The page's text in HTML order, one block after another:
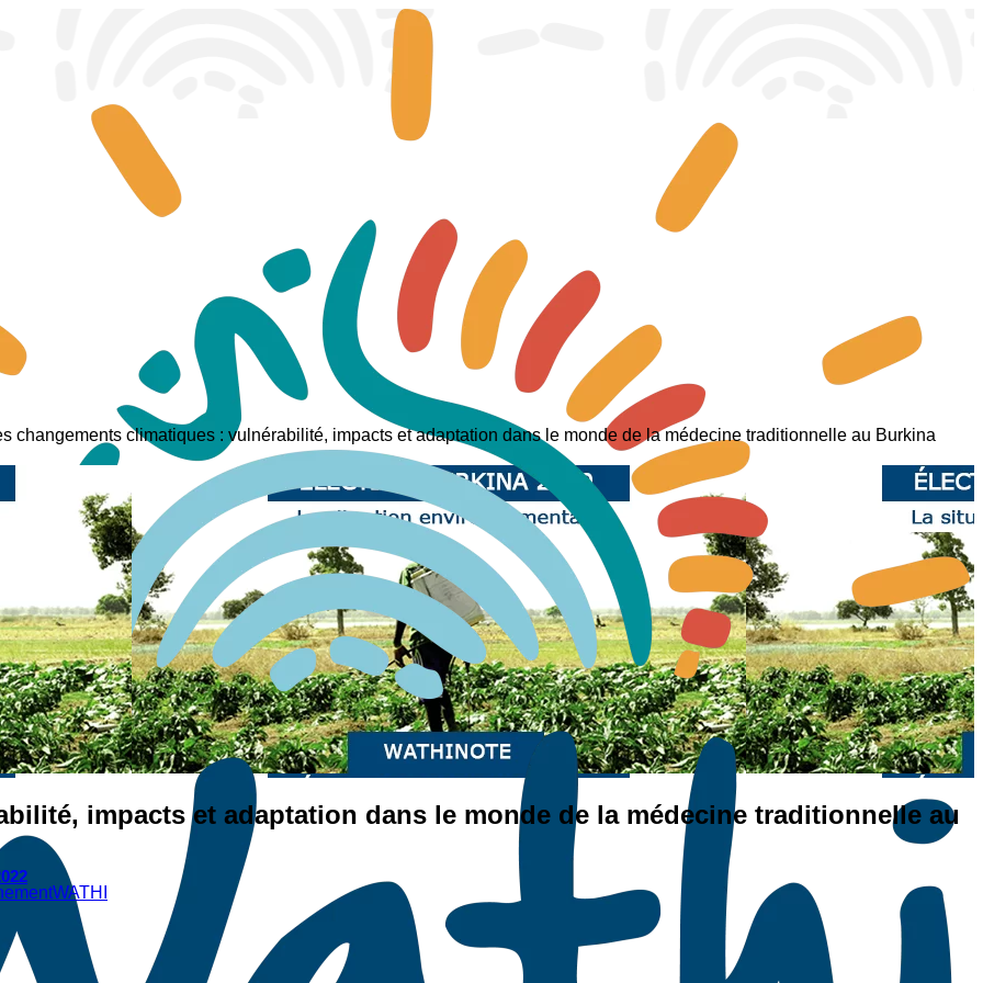
changements climatiques : vulnérabilité, impacts et adaptation dans le monde de la médecine traditionnelle au Burkina
impacts et adaptation dans le monde de la médecine traditionnelle au
WATHI